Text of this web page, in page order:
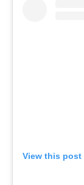
View this post